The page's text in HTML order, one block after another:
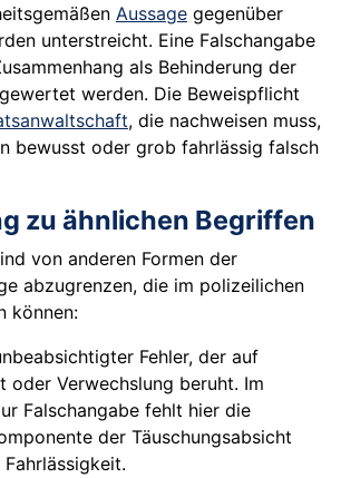
Aussage gegenüber
unterstreicht. Eine Falschangabe
als Behinderung der
gewertet werden. Die Beweispflicht
, die nachweisen muss,
bewusst oder grob fahrlässig falsch
zu ähnlichen Begriffen
von anderen Formen der
abzugrenzen, die im polizeilichen
können:
Fehler, der auf
oder Verwechslung beruht. Im
Falschangabe fehlt hier die
der Täuschungsabsicht